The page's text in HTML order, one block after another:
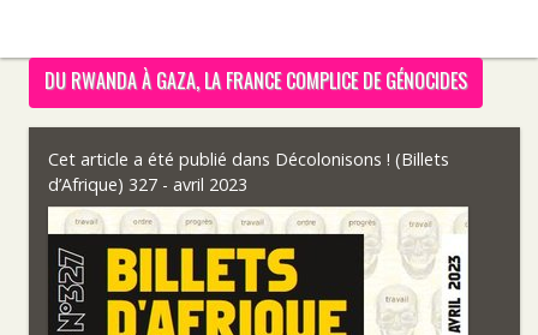
DU RWANDA À GAZA, LA FRANCE COMPLICE DE GÉNOCIDES
Cet article a été publié dans Décolonisons ! (Billets
d’Afrique) 327 - avril 2023